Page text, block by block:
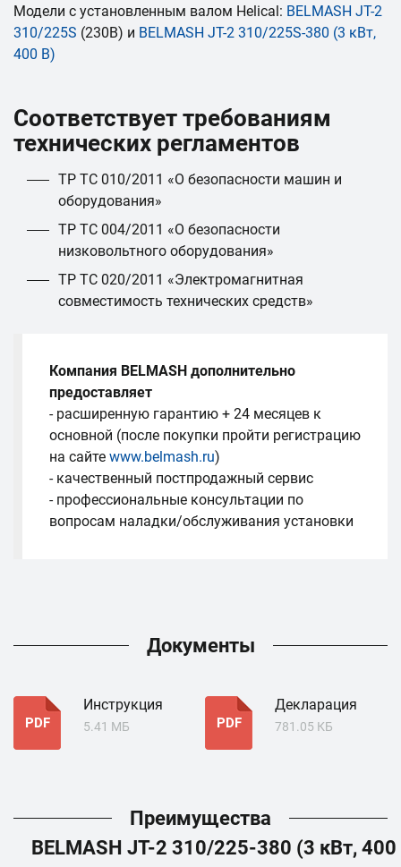
Модели с установленным валом Helical: BELMASH JT-2
310/225S (230В) и BELMASH JT-2 310/225S-380 (3 кВт,
400 В)
Соответствует требованиям
технических регламентов
ТР ТС 010/2011 «О безопасности машин и
оборудования»
ТР ТС 004/2011 «О безопасности
низковольтного оборудования»
ТР ТС 020/2011 «Электромагнитная
совместимость технических средств»
Компания BELMASH дополнительно
предоставляет
- расширенную гарантию + 24 месяцев к
основной (после покупки пройти регистрацию
на сайте www.belmash.ru)
- качественный постпродажный сервис
- профессиональные консультации по
вопросам наладки/обслуживания установки
Документы
PDF
Инструкция
5.41 МБ PDF
Декларация
781.05 КБ
Преимущества
BELMASH JT-2 310/225-380 (3 кВт,